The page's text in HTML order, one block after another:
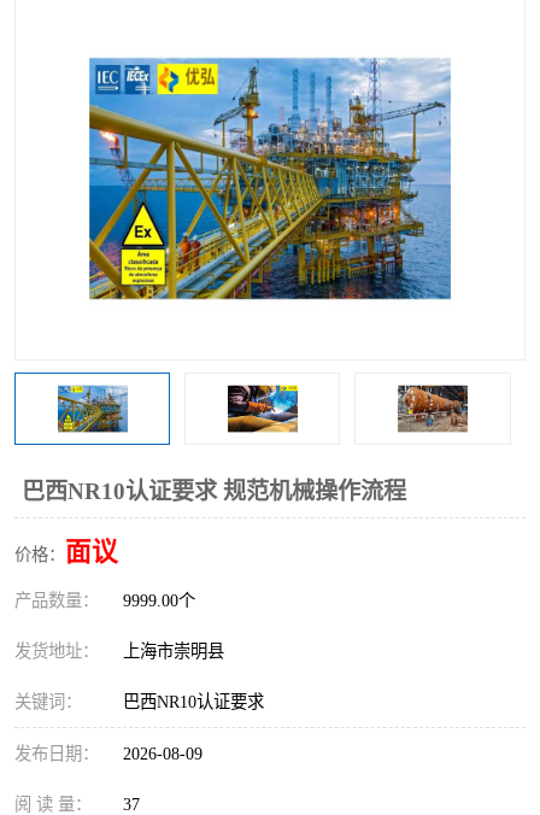
巴西NR10认证要求 规范机械操作流程
价格： 面议
产品数量： 9999.00个
发货地址： 上海市崇明县
关键词： 巴西NR10认证要求
发布日期： 2026-08-09
阅 读 量： 37